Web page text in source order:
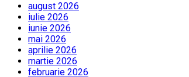
august 2026
iulie 2026
iunie 2026
mai 2026
aprilie 2026
martie 2026
februarie 2026